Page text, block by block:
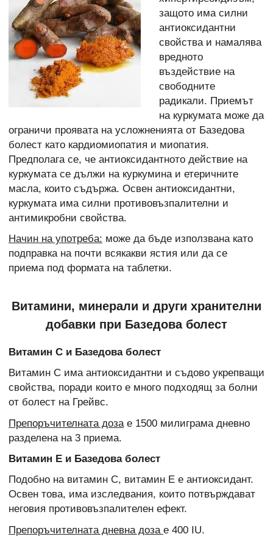
защото има силни
антиоксидантни
свойства и намалява
вредното
въздействие на
свободните
радикали. Приемът
на куркумата може да
ограничи проявата на усложненията от Базедова
болест като кардиомиопатия и миопатия.
Предполага се, че антиоксидантното действие на
куркумата се дължи на куркумина и етеричните
масла, които съдържа. Освен антиоксидантни,
куркумата има силни противовъзпалителни и
антимикробни свойства.
Начин на употреба: може да бъде използвана като
подправка на почти всякакви ястия или да се
приема под формата на таблетки.
Витамини, минерали и други хранителни
добавки при Базедова болест
Витамин С и Базедова болест
Витамин С има антиоксидантни и съдово укрепващи
свойства, поради които е много подходящ за болни
от болест на Грейвс.
Препоръчителната доза е 1500 милиграма дневно
разделена на 3 приема.
Витамин E и Базедова болест
Подобно на витамин С, витамин Е е антиоксидант.
Освен това, има изследвания, които потвърждават
неговия противовъзпалителен ефект.
Препоръчителната дневна доза е 400 IU.